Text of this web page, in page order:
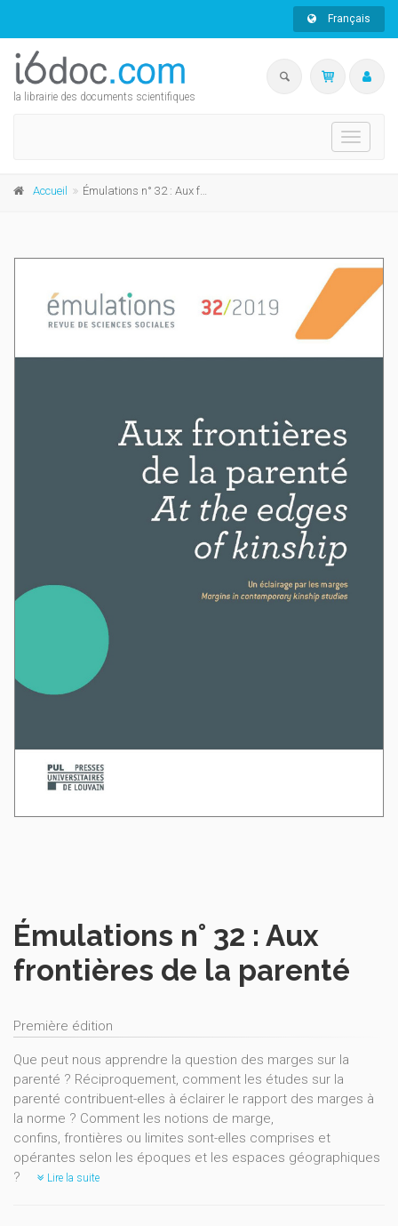
Français
la librairie des documents scientifiques
Toggle
Accueil Émulations n° 32 : Aux frontières de la parenté
Émulations n° 32 : Aux
frontières de la parenté
Première édition
Que peut nous apprendre la question des marges sur la
parenté ? Réciproquement, comment les études sur la
parenté contribuent-elles à éclairer le rapport des marges à
la norme ? Comment les notions de marge,
confins, frontières ou limites sont-elles comprises et
opérantes selon les époques et les espaces géographiques
?
Lire la suite